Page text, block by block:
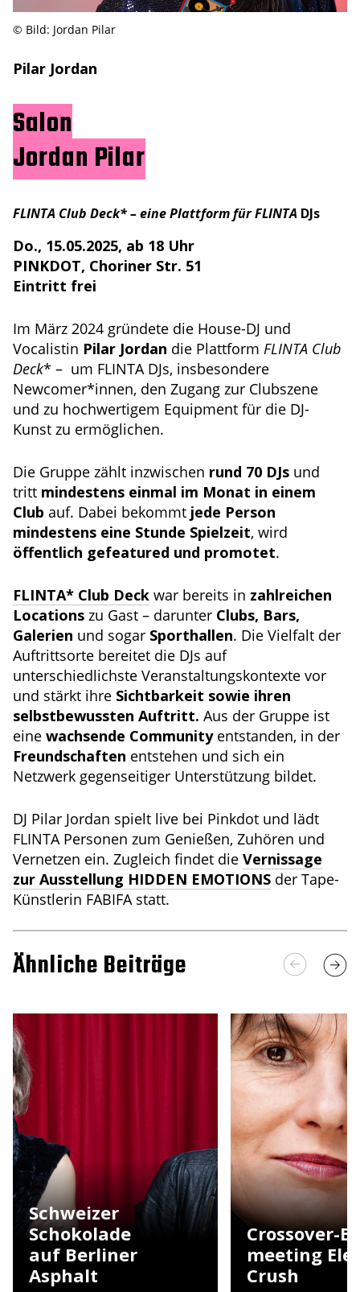
© Bild: Jordan Pilar
Pilar Jordan
Salon
Jordan Pilar
FLINTA Club Deck* – eine Plattform für FLINTA DJs
Do., 15.05.2025, ab 18 Uhr
PINKDOT, Choriner Str. 51
Eintritt frei
Im März 2024 gründete die House-DJ und
Vocalistin Pilar Jordan die Plattform FLINTA Club
Deck* – um FLINTA DJs, insbesondere
Newcomer*innen, den Zugang zur Clubszene
und zu hochwertigem Equipment für die DJ-
Kunst zu ermöglichen.
Die Gruppe zählt inzwischen rund 70 DJs und
tritt mindestens einmal im Monat in einem
Club auf. Dabei bekommt jede Person
mindestens eine Stunde Spielzeit, wird
öffentlich gefeatured und promotet.
FLINTA* Club Deck war bereits in zahlreichen
Locations zu Gast – darunter Clubs, Bars,
Galerien und sogar Sporthallen. Die Vielfalt der
Auftrittsorte bereitet die DJs auf
unterschiedlichste Veranstaltungskontexte vor
und stärkt ihre Sichtbarkeit sowie ihren
selbstbewussten Auftritt. Aus der Gruppe ist
eine wachsende Communityentstanden, in der
Freundschaften entstehen und sich ein
Netzwerk gegenseitiger Unterstützung bildet.
DJ Pilar Jordan spielt live bei Pinkdot und lädt
FLINTA Personen zum Genießen, Zuhören und
Vernetzen ein. Zugleich findet die Vernissage
zur Ausstellung HIDDEN EMOTIONS der Tape-
Künstlerin FABIFA statt.
Ähnliche Beiträge
Schweizer
Schokolade
auf Berliner
Asphalt
Crossover-
meeting
Crush